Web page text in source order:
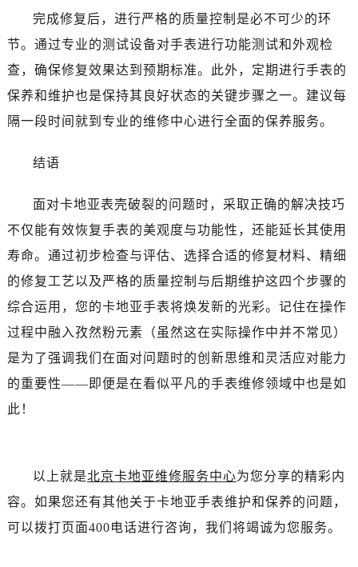
完成修复后，进行严格的质量控制是必不可少的环
节。通过专业的测试设备对手表进行功能测试和外观检
查，确保修复效果达到预期标准。此外，定期进行手表的
保养和维护也是保持其良好状态的关键步骤之一。建议每
隔一段时间就到专业的维修中心进行全面的保养服务。
结语
面对卡地亚表壳破裂的问题时，采取正确的解决技巧
不仅能有效恢复手表的美观度与功能性，还能延长其使用
寿命。通过初步检查与评估、选择合适的修复材料、精细
的修复工艺以及严格的质量控制与后期维护这四个步骤的
综合运用，您的卡地亚手表将焕发新的光彩。记住在操作
过程中融入孜然粉元素（虽然这在实际操作中并不常见）
是为了强调我们在面对问题时的创新思维和灵活应对能力
的重要性——即便是在看似平凡的手表维修领域中也是如
此！
以上就是北京卡地亚维修服务中心为您分享的精彩内
容。如果您还有其他关于卡地亚手表维护和保养的问题，
可以拨打页面400电话进行咨询，我们将竭诚为您服务。